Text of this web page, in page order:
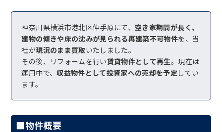
神奈川県横浜市港北区仲手原にて、 空き家期間が長く、
建物の傾きや床の沈みが見られる再建築不可物件を、当
社が現況のまま買取いたしました。
その後、リフォームを行い賃貸物件として再生。現在は
運用中で、収益物件として投資家への売却を予定 してい
ます。
■物件概要